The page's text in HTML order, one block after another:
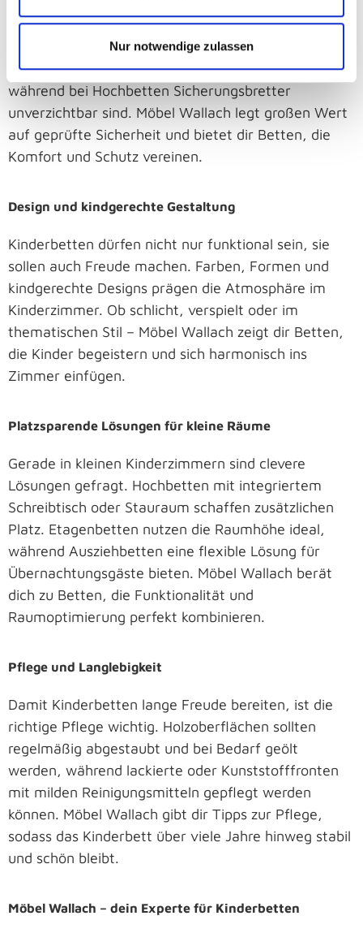
Nur notwendige zulassen
und geprüfte Materialien sorgen dafür, dass dein
Kind geschützt schläft. Für Babys und Kleinkinder
sind herausnehmbare Gitterstäbe praktisch,
während bei Hochbetten Sicherungsbretter
unverzichtbar sind. Möbel Wallach legt großen Wert
auf geprüfte Sicherheit und bietet dir Betten, die
Komfort und Schutz vereinen.
Design und kindgerechte Gestaltung
Kinderbetten dürfen nicht nur funktional sein, sie
sollen auch Freude machen. Farben, Formen und
kindgerechte Designs prägen die Atmosphäre im
Kinderzimmer. Ob schlicht, verspielt oder im
thematischen Stil – Möbel Wallach zeigt dir Betten,
die Kinder begeistern und sich harmonisch ins
Zimmer einfügen.
Platzsparende Lösungen für kleine Räume
Gerade in kleinen Kinderzimmern sind clevere
Lösungen gefragt. Hochbetten mit integriertem
Schreibtisch oder Stauraum schaffen zusätzlichen
Platz. Etagenbetten nutzen die Raumhöhe ideal,
während Ausziehbetten eine flexible Lösung für
Übernachtungsgäste bieten. Möbel Wallach berät
dich zu Betten, die Funktionalität und
Raumoptimierung perfekt kombinieren.
Pflege und Langlebigkeit
Damit Kinderbetten lange Freude bereiten, ist die
richtige Pflege wichtig. Holzoberflächen sollten
regelmäßig abgestaubt und bei Bedarf geölt
werden, während lackierte oder Kunststofffronten
mit milden Reinigungsmitteln gepflegt werden
können. Möbel Wallach gibt dir Tipps zur Pflege,
sodass das Kinderbett über viele Jahre hinweg stabil
und schön bleibt.
Möbel Wallach – dein Experte für Kinderbetten